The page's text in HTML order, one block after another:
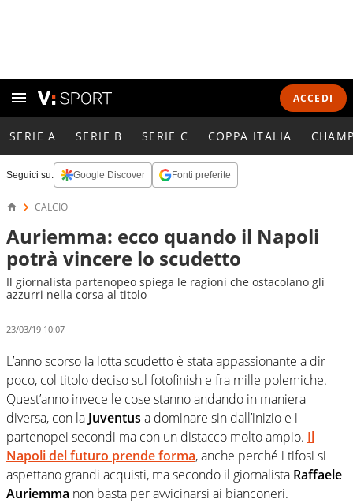
ACCEDI
SERIE A SERIE B SERIE C COPPA ITALIA
Seguici su: Google Discover Fonti preferite
CALCIO
Auriemma: ecco quando il Napoli
potrà vincere lo scudetto
Il giornalista partenopeo spiega le ragioni che ostacolano gli
azzurri nella corsa al titolo
23/03/19 10:07
L’anno scorso la lotta scudetto è stata appassionante a dir
poco, col titolo deciso sul fotofinish e fra mille polemiche.
Quest’anno invece le cose stanno andando in maniera
diversa, con la Juventus a dominare sin dall’inizio e i
partenopei secondi ma con un distacco molto ampio. Il
Napoli del futuro prende forma, anche perché i tifosi si
aspettano grandi acquisti, ma secondo il giornalista Raffaele
Auriemma non basta per avvicinarsi ai bianconeri.